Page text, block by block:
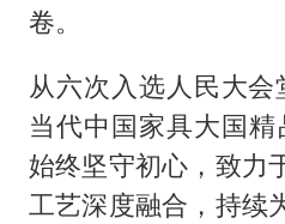
卷。
从六次入选人民大会
当代中国家具大国
始终坚守初心，致力
工艺深度融合，持续